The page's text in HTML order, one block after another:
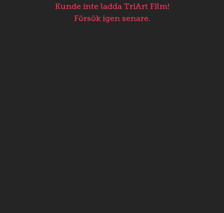
Kunde inte ladda TriArt Film!
Försök igen senare.